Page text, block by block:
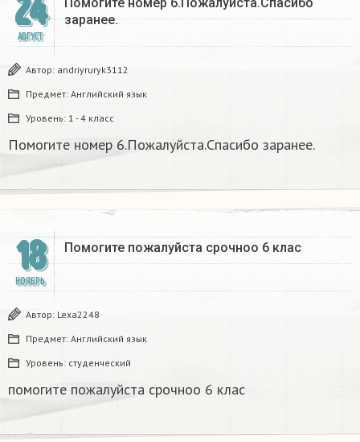
24
АВГУСТ
заранее.
Автор: andriyruryk3112
Предмет: Английский язык
Уровень: 1 - 4 класс
Помогите номер 6.Пожалуйста.Спасибо заранее.
18
НОЯБРЬ
Помогите пожалуйста срочноо 6 клас
Автор: Lexa2248
Предмет: Английский язык
Уровень: студенческий
помогите пожалуйста срочноо 6 клас